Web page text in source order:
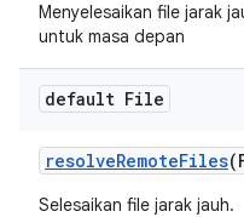
Menyelesaikan file jarak
untuk masa depan
default File
resolveRemoteFiles
Selesaikan file jarak jauh.